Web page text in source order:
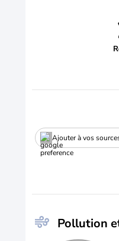
Ajouter à vos
Pollution